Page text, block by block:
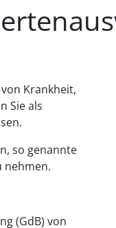
Krankheit,
Sie als
so genannte
nehmen.
(GdB) von